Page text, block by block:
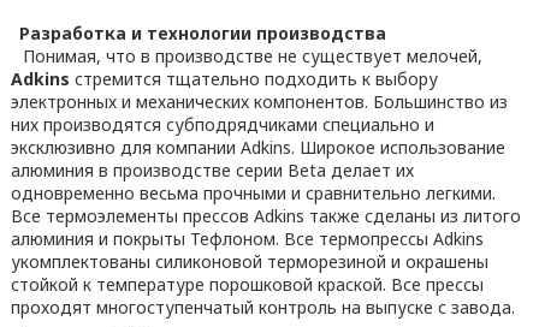
Разработка и технологии производства
Понимая, что в производстве не существует мелочей,
Adkins стремится тщательно подходить к выбору
электронных и механических компонентов. Большинство из
них производятся субподрядчиками специально и
эксклюзивно для компании Adkins. Широкое использование
алюминия в производстве серии Beta делает их
одновременно весьма прочными и сравнительно легкими.
Все термоэлементы прессов Adkins также сделаны из литого
алюминия и покрыты Тефлоном. Все термопрессы Adkins
укомплектованы силиконовой терморезиной и окрашены
стойкой к температуре порошковой краской. Все прессы
проходят многоступенчатый контроль на выпуске с завода.